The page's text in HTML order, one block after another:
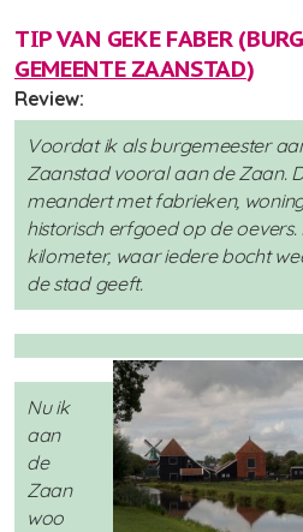
TIP VAN GEKE FABER
GEMEENTE ZAANSTAD)
Review:
Voordat ik als burgemeester
Zaanstad vooral aan de Zaan.
meandert met fabrieken,
historisch erfgoed op de oevers.
kilometer, waar iedere bocht
de stad geeft.
Nu ik
aan
de
Zaan
woo